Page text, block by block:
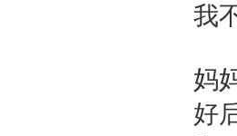
我
妈
好